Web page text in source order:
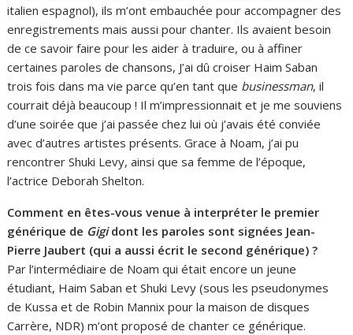
italien espagnol), ils m’ont embauchée pour accompagner des
enregistrements mais aussi pour chanter. Ils avaient besoin
de ce savoir faire pour les aider à traduire, ou à affiner
certaines paroles de chansons, J’ai dû croiser Haim Saban
trois fois dans ma vie parce qu’en tant que businessman, il
courrait déjà beaucoup ! Il m’impressionnait et je me souviens
d’une soirée que j’ai passée chez lui où j’avais été conviée
avec d’autres artistes présents. Grace à Noam, j’ai pu
rencontrer Shuki Levy, ainsi que sa femme de l’époque,
l’actrice Deborah Shelton.
Comment en êtes-vous venue à interpréter le premier
générique de Gigidont les paroles sont signées Jean-
Pierre Jaubert (qui a aussi écrit le second générique) ?
Par l’intermédiaire de Noam qui était encore un jeune
étudiant, Haim Saban et Shuki Levy (sous les pseudonymes
de Kussa et de Robin Mannix pour la maison de disques
Carrère, NDR) m’ont proposé de chanter ce générique.